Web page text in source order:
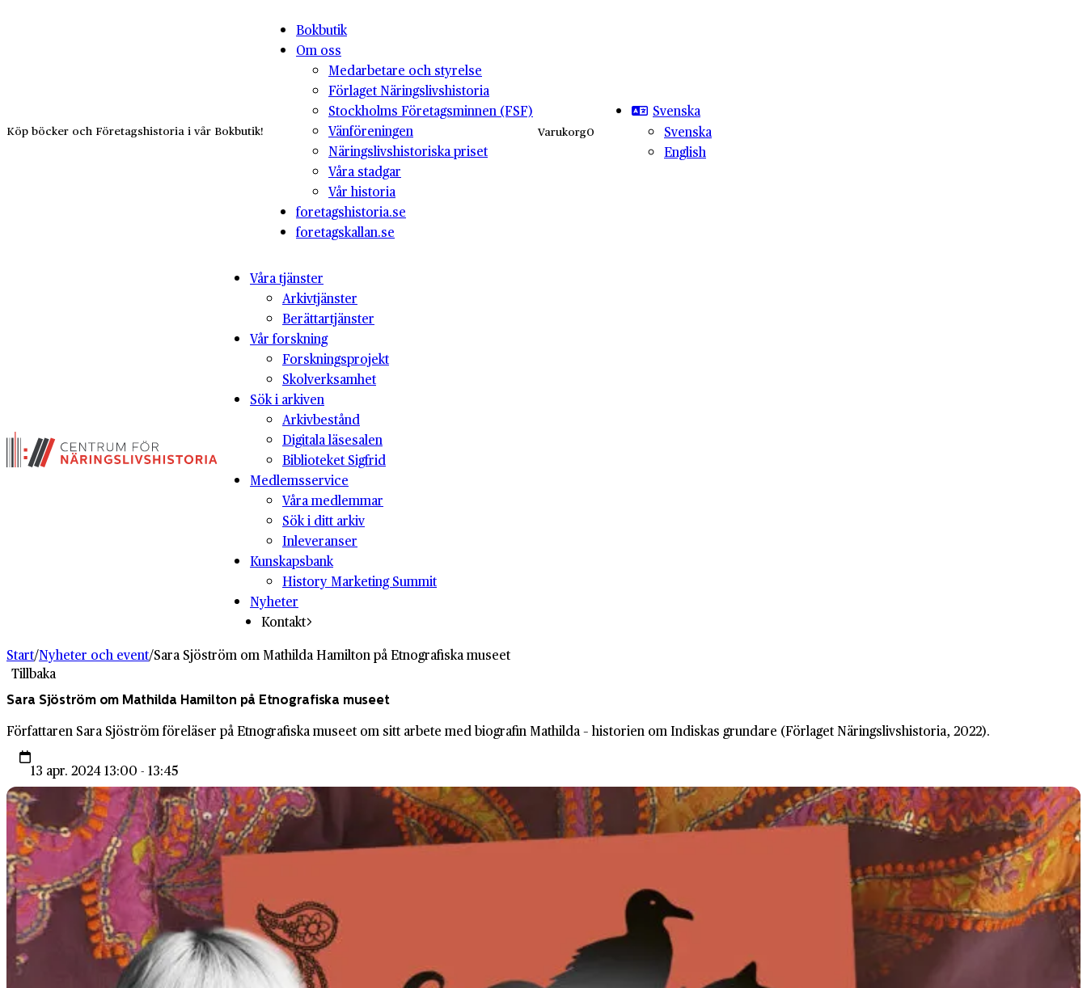
Köp böcker och Företagshistoria i vår Bokbutik!
Bokbutik
Om oss
Medarbetare och styrelse
Förlaget Näringslivshistoria
Stockholms Företagsminnen (FSF)
Vänföreningen
Näringslivshistoriska priset
Våra stadgar
Vår historia
foretagshistoria.se
foretagskallan.se
Varukorg0
Svenska
Svenska
English
Våra tjänster
Arkivtjänster
Berättartjänster
Vår forskning
Forskningsprojekt
Skolverksamhet
Sök i arkiven
Arkivbestånd
Digitala läsesalen
Biblioteket Sigfrid
Medlemsservice
Våra medlemmar
Sök i ditt arkiv
Inleveranser
Kunskapsbank
History Marketing Summit
Nyheter
Kontakt
Start/Nyheter och event/Sara Sjöström om Mathilda Hamilton på Etnografiska museet
Tillbaka
Sara Sjöström om Mathilda Hamilton på Etnografiska museet
Författaren Sara Sjöström föreläser på Etnografiska museet om sitt arbete med biografin Mathilda – historien om Indiskas grundare (Förlaget Näringslivshistoria, 2022).
13 apr. 2024 13:00 - 13:45